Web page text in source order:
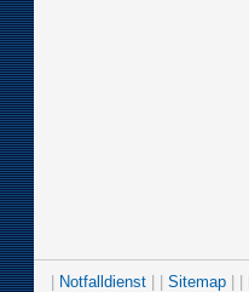
Notfalldienst Sitemap